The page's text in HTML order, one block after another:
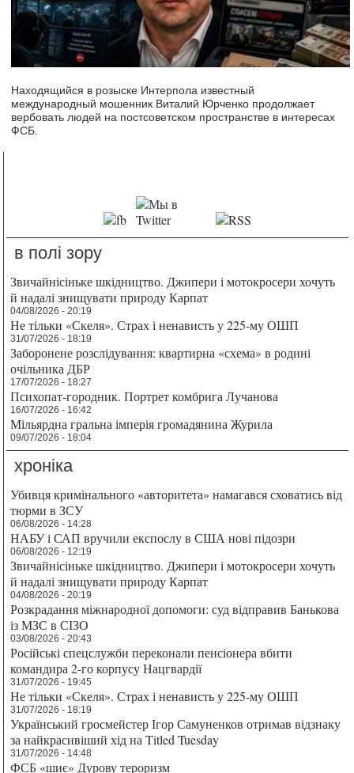
Находящийся в розыске Интерпола известный
международный мошенник Виталий Юрченко продолжает
вербовать людей на постсоветском пространстве в интересах
ФСБ.
в полі зору
Звичайнісіньке шкідництво. Джипери і мотокросери хочуть
й надалі знищувати природу Карпат
04/08/2026 - 20:19
Не тільки «Скеля». Страх і ненависть у 225-му ОШП
31/07/2026 - 18:19
Заборонене розслідування: квартирна «схема» в родині
очільника ДБР
17/07/2026 - 18:27
Психопат-городник. Портрет комбрига Лучанова
16/07/2026 - 16:42
Мільярдна гральна імперія громадянина Журила
09/07/2026 - 18:04
хроніка
Убивця кримінального «авторитета» намагався сховатись від
тюрми в ЗСУ
06/08/2026 - 14:28
НАБУ і САП вручили експослу в США нові підозри
06/08/2026 - 12:19
Звичайнісіньке шкідництво. Джипери і мотокросери хочуть
й надалі знищувати природу Карпат
04/08/2026 - 20:19
Розкрадання міжнародної допомоги: суд відправив Банькова
із МЗС в СІЗО
03/08/2026 - 20:43
Російські спецслужби переконали пенсіонера вбити
командира 2-го корпусу Нацгвардії
31/07/2026 - 19:45
Не тільки «Скеля». Страх і ненависть у 225-му ОШП
31/07/2026 - 18:19
Український гросмейстер Ігор Самуненков отримав відзнаку
за найкрасивіший хід на Titled Tuesday
31/07/2026 - 14:48
ФСБ «шиє» Дурову тероризм